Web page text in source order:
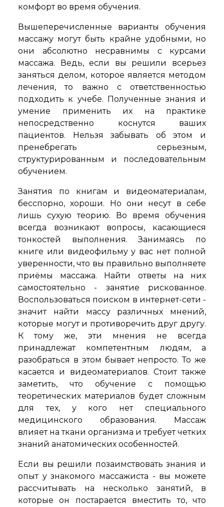
комфорт во время обучения.
Вышеперечисленные варианты обучения
массажу могут быть крайне удобными, но
они абсолютно несравнимы с курсами
массажа. Ведь, если вы решили всерьез
заняться делом, которое является методом
лечения, то важно с ответственностью
подходить к учебе. Полученные знания и
умение применить их на практике
непосредственно коснутся ваших
пациентов. Нельзя забывать об этом и
пренебрегать серьезным,
структурированным и последовательным
обучением.
Занятия по книгам и видеоматериалам,
бесспорно, хороши. Но они несут в себе
лишь сухую теорию. Во время обучения
всегда возникают вопросы, касающиеся
тонкостей выполнения. Занимаясь по
книге или видеофильму у вас нет полной
уверенности, что вы правильно выполняете
приёмы массажа. Найти ответы на них
самостоятельно - занятие рискованное.
Воспользоваться поиском в интернет-сети -
значит найти массу различных мнений,
которые могут и противоречить друг другу.
К тому же, эти мнения не всегда
принадлежат компетентным людям, а
разобраться в этом бывает непросто. То же
касается и видеоматериалов. Стоит также
заметить, что обучение с помощью
теоретических материалов будет сложным
для тех, у кого нет специального
медицинского образования. Массаж
влияет на ткани организма и требует четких
знаний анатомических особенностей.
Если вы решили позаимствовать знания и
опыт у знакомого массажиста - вы можете
рассчитывать на несколько занятий, в
которые он постарается вместить то, что